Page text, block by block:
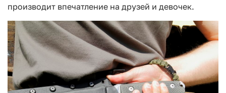
производит впечатление на друзей и девочек.